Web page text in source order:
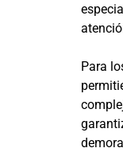
Para